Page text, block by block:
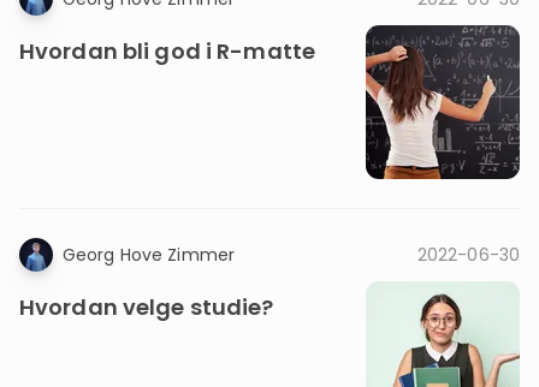
Hvordan bli god i R-matte
Georg Hove Zimmer 2022-06-30
Hvordan velge studie?